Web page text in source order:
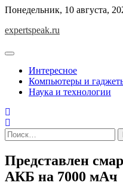
Skip
content
Понедельник, 10 августа,
expertspeak.ru
Интересное
Компьютеры и
Наука и технологии
Найти:
Представлен
АКБ на 7000 мАч